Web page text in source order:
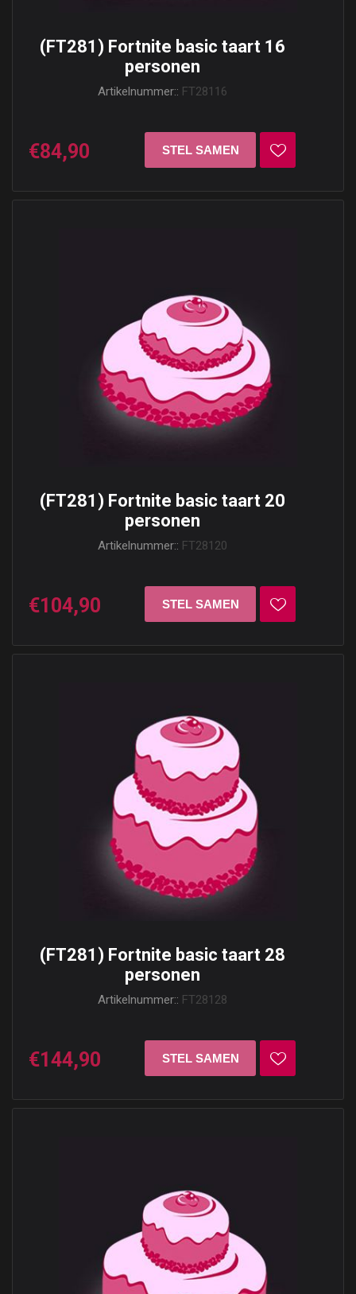
(FT281) Fortnite basic taart 16
personen
Artikelnummer:: FT28116
€84,90
(FT281) Fortnite basic taart 20
personen
Artikelnummer:: FT28120
€104,90
(FT281) Fortnite basic taart 28
personen
Artikelnummer:: FT28128
€144,90